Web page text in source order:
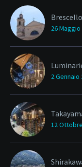
26 Maggio
2 Gennaio
12